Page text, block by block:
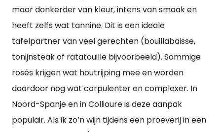
maar donkerder van kleur, intens van smaak en
heeft zelfs wat tannine. Dit is een ideale
tafelpartner van veel gerechten (bouillabaisse,
tonijnsteak of ratatouille bijvoorbeeld). Sommige
rosés krijgen wat houtrijping mee en worden
daardoor nog wat corpulenter en complexer. In
Noord-Spanje en in Collioure is deze aanpak
populair. Als ik zo’n wijn tijdens een proeverij in een